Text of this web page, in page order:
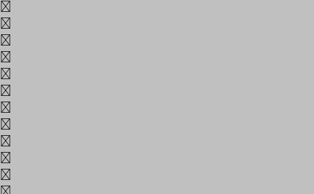
n
o
p
q
r
s
t
u
v
w
x
y